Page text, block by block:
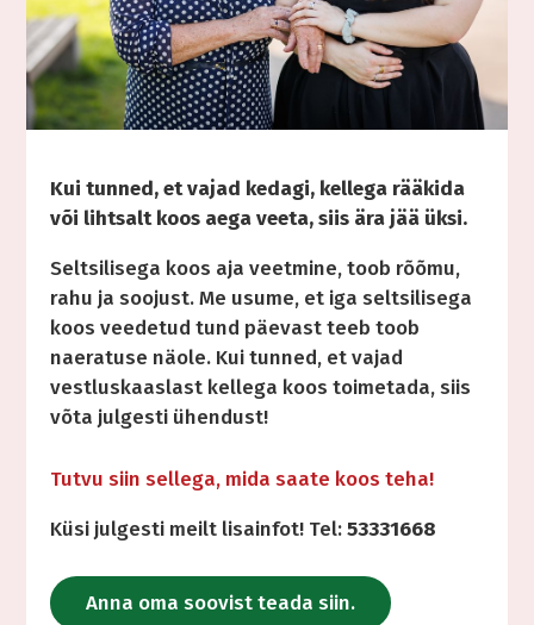
Kui tunned, et vajad kedagi, kellega rääkida
või lihtsalt koos aega veeta, siis ära jää üksi.
Seltsilisega koos aja veetmine, toob rõõmu,
rahu ja soojust. Me usume, et iga seltsilisega
koos veedetud tund päevast teeb toob
naeratuse näole. Kui tunned, et vajad
vestluskaaslast kellega koos toimetada, siis
võta julgesti ühendust!
Tutvu siin sellega, mida saate koos teha!
Küsi julgesti meilt lisainfot! Tel:53331668
Anna oma soovist teada siin.